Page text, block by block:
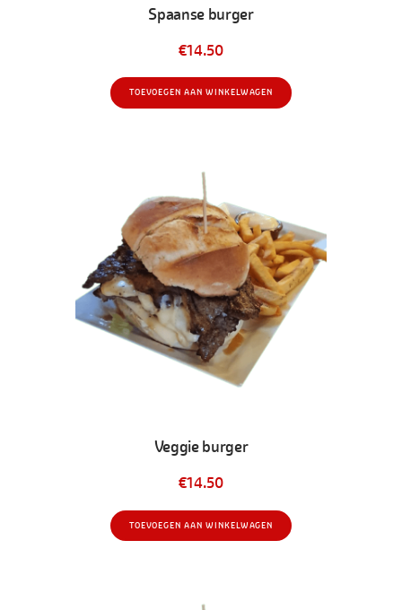
Spaanse burger
€14.50
TOEVOEGEN AAN WINKELWAGEN
Veggie burger
€14.50
TOEVOEGEN AAN WINKELWAGEN